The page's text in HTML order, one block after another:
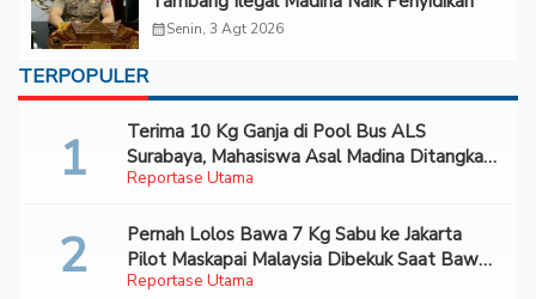
calendar_monthSenin, 3 Agt 2026
TERPOPULER
Reportase Utama
Terima 10 Kg Ganja di Pool Bus ALS
Surabaya, Mahasiswa Asal Madina Ditangkap
Bareskrim
Reportase Utama
Pernah Lolos Bawa 7 Kg Sabu ke Jakarta
Pilot Maskapai Malaysia Dibekuk Saat Bawa
70 Ribu Pil Ekstasi Di Bandara Soetta